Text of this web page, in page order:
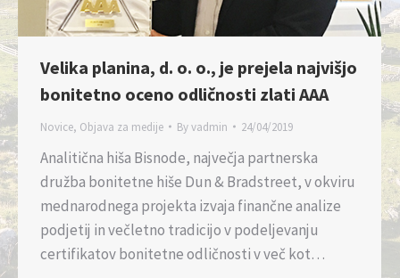
Velika planina, d. o. o., je prejela najvišjo
bonitetno oceno odličnosti zlati AAA
Novice, Objava za medije Byvadmin 24/04/2019
Analitična hiša Bisnode, največja partnerska
družba bonitetne hiše Dun & Bradstreet, v okviru
mednarodnega projekta izvaja finančne analize
podjetij in večletno tradicijo v podeljevanju
certifikatov bonitetne odličnosti v več kot…